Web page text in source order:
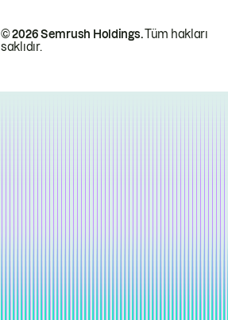
© 2026 Semrush Holdings.Tüm hakları
saklıdır.